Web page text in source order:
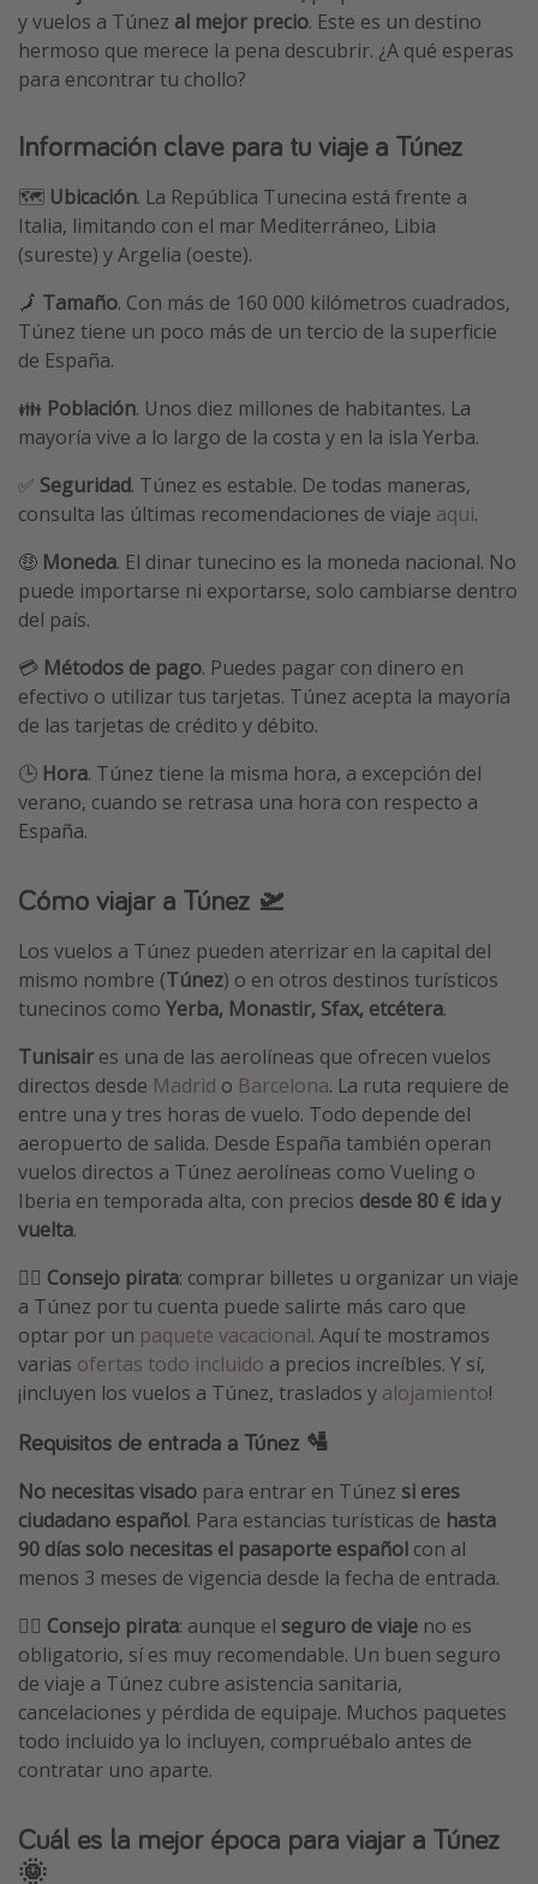
y vuelos a Túnez al mejor precio. Este es un destino
hermoso que merece la pena descubrir. ¿A qué esperas
para encontrar tu chollo?
Información clave para tu viaje a Túnez
🗺️ Ubicación. La República Tunecina está frente a
Italia, limitando con el mar Mediterráneo, Libia
(sureste) y Argelia (oeste).
🗾 Tamaño. Con más de 160 000 kilómetros cuadrados,
Túnez tiene un poco más de un tercio de la superficie
de España.
👪 Población. Unos diez millones de habitantes. La
mayoría vive a lo largo de la costa y en la isla Yerba.
✅ Seguridad. Túnez es estable. De todas maneras,
consulta las últimas recomendaciones de viaje aqui.
🤑 Moneda. El dinar tunecino es la moneda nacional. No
puede importarse ni exportarse, solo cambiarse dentro
del país.
💳 Métodos de pago. Puedes pagar con dinero en
efectivo o utilizar tus tarjetas. Túnez acepta la mayoría
de las tarjetas de crédito y débito.
🕒 Hora. Túnez tiene la misma hora, a excepción del
verano, cuando se retrasa una hora con respecto a
España.
Cómo viajar a Túnez 🛫
Los vuelos a Túnez pueden aterrizar en la capital del
mismo nombre (Túnez) o en otros destinos turísticos
tunecinos como Yerba, Monastir, Sfax, etcétera.
Tunisair es una de las aerolíneas que ofrecen vuelos
directos desde Madrid o Barcelona. La ruta requiere de
entre una y tres horas de vuelo. Todo depende del
aeropuerto de salida. Desde España también operan
vuelos directos a Túnez aerolíneas como Vueling o
Iberia en temporada alta, con precios desde 80 € ida y
vuelta.
🏴‍☠️ Consejo pirata: comprar billetes u organizar un viaje
a Túnez por tu cuenta puede salirte más caro que
optar por un paquete vacacional. Aquí te mostramos
varias ofertas todo incluido a precios increíbles. Y sí,
¡incluyen los vuelos a Túnez, traslados y alojamiento!
Requisitos de entrada a Túnez 🛂
No necesitas visado para entrar en Túnez si eres
ciudadano español. Para estancias turísticas de hasta
90 días solo necesitas el pasaporte español con al
menos 3 meses de vigencia desde la fecha de entrada.
🏴‍☠️ Consejo pirata: aunque el seguro de viaje no es
obligatorio, sí es muy recomendable. Un buen seguro
de viaje a Túnez cubre asistencia sanitaria,
cancelaciones y pérdida de equipaje. Muchos paquetes
todo incluido ya lo incluyen, compruébalo antes de
contratar uno aparte.
Cuál es la mejor época para viajar a Túnez
🌞